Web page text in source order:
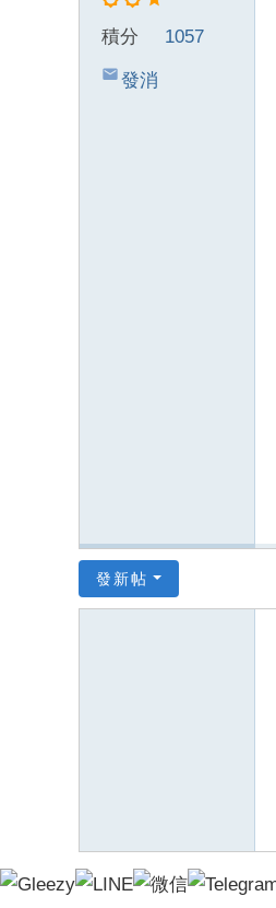
0
積分 1057
發消
發新帖